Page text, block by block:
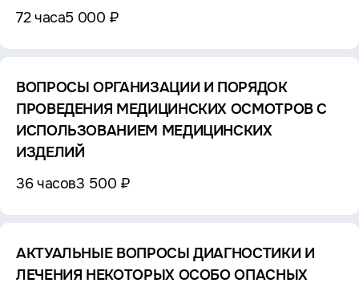
72 часа5 000 ₽
ВОПРОСЫ ОРГАНИЗАЦИИ И ПОРЯДОК
ПРОВЕДЕНИЯ МЕДИЦИНСКИХ ОСМОТРОВ С
ИСПОЛЬЗОВАНИЕМ МЕДИЦИНСКИХ
ИЗДЕЛИЙ
36 часов3 500 ₽
АКТУАЛЬНЫЕ ВОПРОСЫ ДИАГНОСТИКИ И
ЛЕЧЕНИЯ НЕКОТОРЫХ ОСОБО ОПАСНЫХ